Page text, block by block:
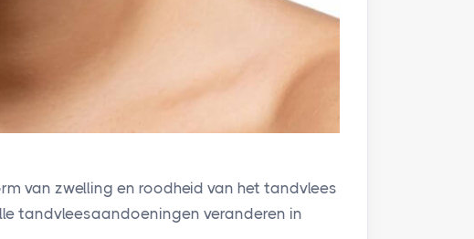
van zwelling en roodheid van het tandvlees
tandvleesaandoeningen veranderen in